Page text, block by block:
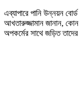
এব্যাপারে পানি উন্নয়ন
আখতারুজ্জামান জানান,
অপকর্মের সাথে জড়িত